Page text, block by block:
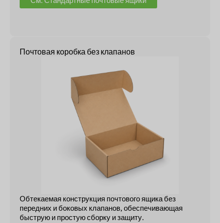
Почтовая коробка без клапанов
Обтекаемая конструкция почтового ящика без
передних и боковых клапанов, обеспечивающая
быструю и простую сборку и защиту.